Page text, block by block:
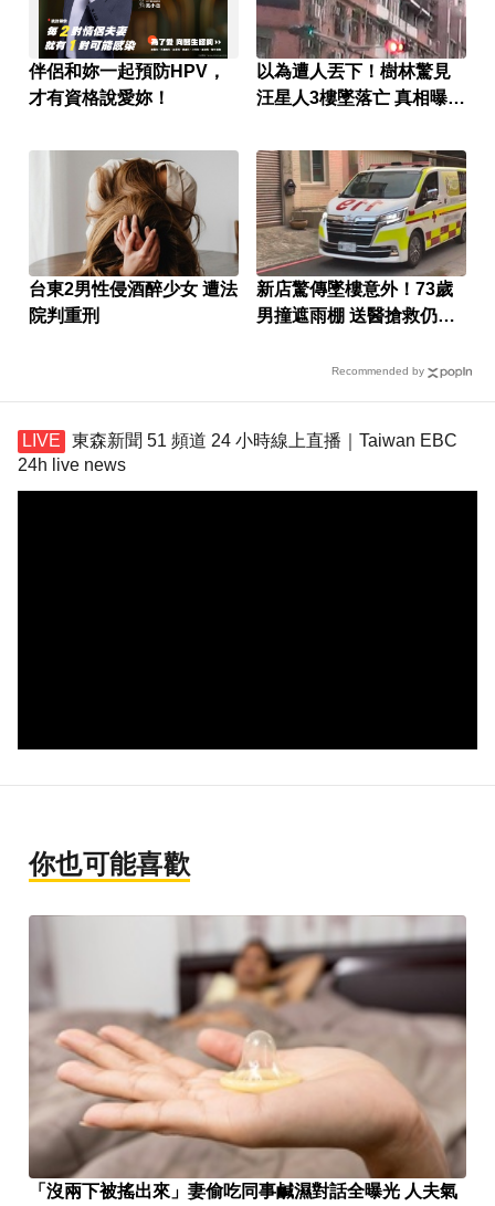
伴侶和妳一起預防HPV，
才有資格說愛妳！
以為遭人丟下！樹林驚見
汪星人3樓墜落亡 真相曝光
台東2男性侵酒醉少女 遭法
院判重刑
新店驚傳墜樓意外！73歲
男撞遮雨棚 送醫搶救仍不
Recommended by
東森新聞 51 頻道 24 小時線上直播｜Taiwan EBC
24h live news
你也可能喜歡
「沒兩下被搖出來」妻偷吃同事鹹濕對話全曝光 人夫氣